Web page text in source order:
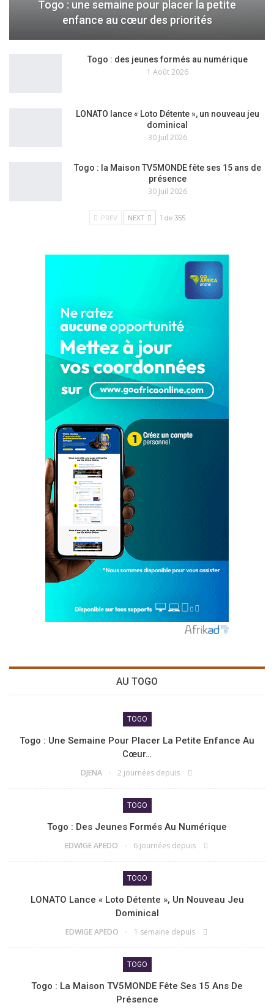
Togo : une semaine pour placer la petite
enfance au cœur des priorités
Togo : des jeunes formés au numérique
1 Août 2026
LONATO lance « Loto Détente », un nouveau jeu
dominical
30 Juil 2026
Togo : la Maison TV5MONDE fête ses 15 ans de
présence
30 Juil 2026
PREV NEXT 1 de 355
AU TOGO
TOGO
Togo : Une Semaine Pour Placer La Petite Enfance Au
Cœur…
DJENA 2 journées depuis
TOGO
Togo : Des Jeunes Formés Au Numérique
EDWIGE APEDO 6 journées depuis
TOGO
LONATO Lance « Loto Détente », Un Nouveau Jeu
Dominical
EDWIGE APEDO 1 semaine depuis
TOGO
Togo : La Maison TV5MONDE Fête Ses 15 Ans De
Présence